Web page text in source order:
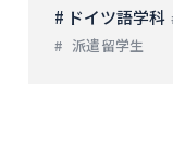
# ドイツ語学科
派遣留学生